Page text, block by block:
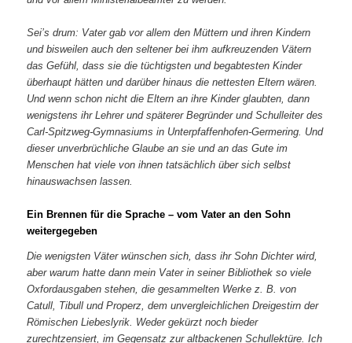
Sei’s drum: Vater gab vor allem den Müttern und ihren Kindern
und bisweilen auch den seltener bei ihm aufkreuzenden Vätern
das Gefühl, dass sie die tüchtigsten und begabtesten Kinder
überhaupt hätten und darüber hinaus die nettesten Eltern wären.
Und wenn schon nicht die Eltern an ihre Kinder glaubten, dann
wenigstens ihr Lehrer und späterer Begründer und Schulleiter des
Carl-Spitzweg-Gymnasiums in Unterpfaffenhofen-Germering. Und
dieser unverbrüchliche Glaube an sie und an das Gute im
Menschen hat viele von ihnen tatsächlich über sich selbst
hinauswachsen lassen.
Ein Brennen für die Sprache – vom Vater an den Sohn
weitergegeben
Die wenigsten Väter wünschen sich, dass ihr Sohn Dichter wird,
aber warum hatte dann mein Vater in seiner Bibliothek so viele
Oxfordausgaben stehen, die gesammelten Werke z. B. von
Catull, Tibull und Properz, dem unvergleichlichen Dreigestirn der
Römischen Liebeslyrik. Weder gekürzt noch bieder
zurechtzensiert, im Gegensatz zur altbackenen Schullektüre. Ich